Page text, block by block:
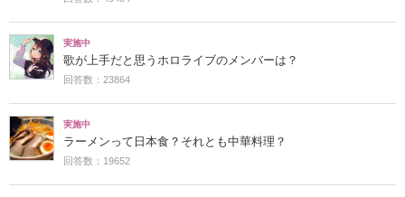
実施中
歌が上手だと思うホロライブのメンバーは？
回答数：23864
実施中
ラーメンって日本食？それとも中華料理？
回答数：19652